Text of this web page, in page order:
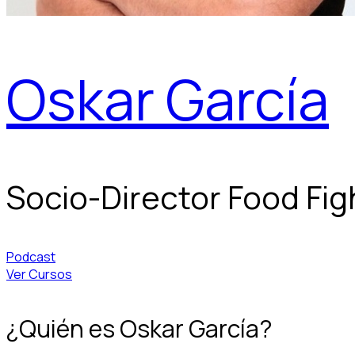
Oskar García
Socio-Director Food
Podcast
Ver Cursos
¿Quién es Oskar García?